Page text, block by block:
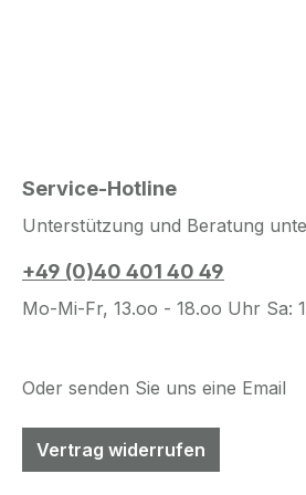
Service-Hotline
Unterstützung und Beratung
+49 (0)40 401 40 49
Mo-Mi-Fr, 13.oo - 18.oo Uhr Sa:
Oder senden Sie uns eine Email
Vertrag widerrufen